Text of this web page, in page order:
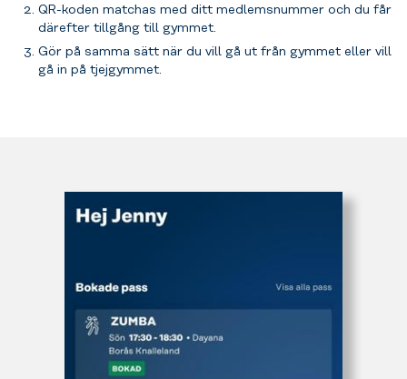
QR-koden matchas med ditt medlemsnummer och du får
därefter tillgång till gymmet.
Gör på samma sätt när du vill gå ut från gymmet eller vill
gå in på tjejgymmet.